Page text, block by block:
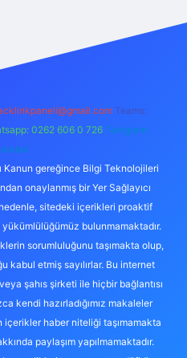
Teams:
0262 606 0 726 Telegram:
Kanun gereğince Bilgi Teknolojileri
onaylanmış bir Yer Sağlayıcı
sitedeki içerikleri proaktif
bulunmamaktadır.
sorumluluğunu taşımakta olup,
kabul etmiş sayılırlar. Bu internet
şahıs şirketi ile hiçbir bağlantısı
kendi hazırladığımız makaleler
içerikler haber niteliği taşımamakta
paylaşım yapılmamaktadır.